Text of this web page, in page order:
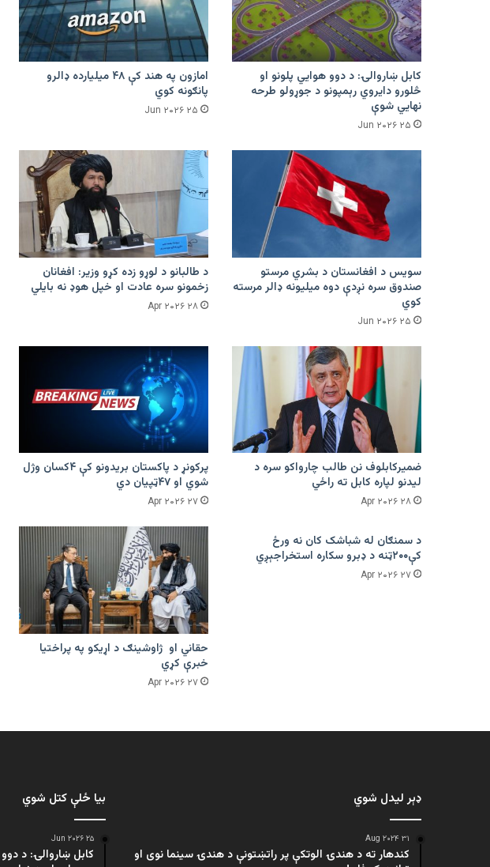
کابل ښاروالۍ: د دوو هوايي پلونو او
څلورو دایروي رېمپونو د جوړولو طرحه
نهایي شوې
۲۵ Jun ۲۰۲۶
امازون په هند کې ۴۸ میلیارده ډالرو
پانګونه کوي
۲۵ Jun ۲۰۲۶
سویس د افغانستان د بشري مرستو
صندوق سره نږدې دوه میلیونه ډالر مرسته
کوي
۲۵ Jun ۲۰۲۶
د طالبانو د لوړو زده کړو وزیر: افغانان
زخمونو سره عادت او خپل هوډ نه بایلي
۲۸ Apr ۲۰۲۶
ضمیرکابلوف نن طالب چارواکو سره د
لیدنو لپاره کابل ته راځي
۲۸ Apr ۲۰۲۶
پرکونړ د پاکستان بریدونو کې ۴کسان وژل
شوي او ۴۷ټپیان دي
۲۷ Apr ۲۰۲۶
د سمنګان له شباشک کان نه ورځ
کې۲۰۰ټنه د ډبرو سکاره استخراجېږي
۲۷ Apr ۲۰۲۶
حقاني او ژاوشینګ د اړیکو په پراختیا
خبرې کړي
۲۷ Apr ۲۰۲۶
ډېر لیدل شوي
۳۱ Aug ۲۰۲۴
کندهار ته د هندۍ الوتکې پر راتښتونې د هندۍ سینما نوی او
بیا ځلې کتل شوي
۲۵ Jun ۲۰۲۶
کابل ښاروالۍ: د